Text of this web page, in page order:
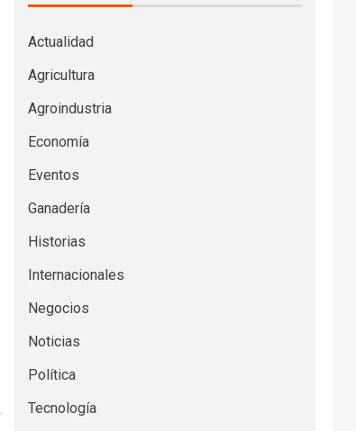
Actualidad
Agricultura
Agroindustria
Economía
Eventos
Ganadería
Historias
Internacionales
Negocios
Noticias
Política
Tecnología